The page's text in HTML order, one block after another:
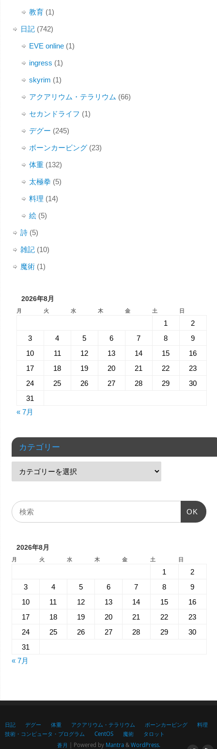
教育(1)
日記(742)
EVE online(1)
ingress (1)
skyrim (1)
アクアリウム・テラリウム (66)
セカンドライフ (1)
デグー (245)
ボーンカービング(23)
体重(132)
太極拳 (5)
料理 (14)
絵(5)
詩(5)
雑記(10)
魔術(1)
2026年8月
月 火 水 木 金 土 日
1
2
3
4 5 6 7 8
9
10
11 12 13 14 15
16
17
18 19 20 21 22
23
24
25 26 27 28 29
30
31
« 7月
カテゴリー
OK
2026年8月
月 火 水 木 金 土 日
1
2
3
4 5 6 7 8
9
10
11 12 13 14 15
16
17
18 19 20 21 22
23
24
25 26 27 28 29
30
31
« 7月
日記 デグー 体重 アクアリウム・テラリウム ボーンカービング
料理
技術・コンピュータ・プログラム
CentOS 魔術
タロット
蒼月 | Powered by Mantra& WordPress.